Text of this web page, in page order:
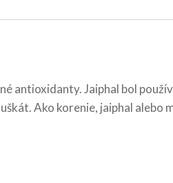
antioxidanty. Jaiphal bol
Ako korenie, jaiphal